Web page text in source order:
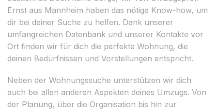
Ernst aus Mannheim haben das nötige Know-how, um
dir bei deiner Suche zu helfen. Dank unserer
umfangreichen Datenbank und unserer Kontakte vor
Ort finden wir für dich die perfekte Wohnung, die
deinen Bedürfnissen und Vorstellungen entspricht.
Neben der Wohnungssuche unterstützen wir dich
auch bei allen anderen Aspekten deines Umzugs. Von
der Planung, über die Organisation bis hin zur